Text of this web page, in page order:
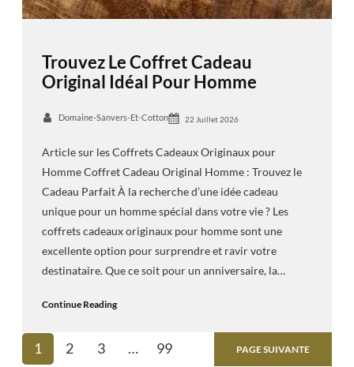
Trouvez Le Coffret Cadeau
Original Idéal Pour Homme
Domaine-Sanvers-Et-Cotton 22 Juillet 2026
Article sur les Coffrets Cadeaux Originaux pour
Homme Coffret Cadeau Original Homme : Trouvez le
Cadeau Parfait À la recherche d’une idée cadeau
unique pour un homme spécial dans votre vie ? Les
coffrets cadeaux originaux pour homme sont une
excellente option pour surprendre et ravir votre
destinataire. Que ce soit pour un anniversaire, la…
Continue Reading
1 2 3 … 99 PAGE SUIVANTE